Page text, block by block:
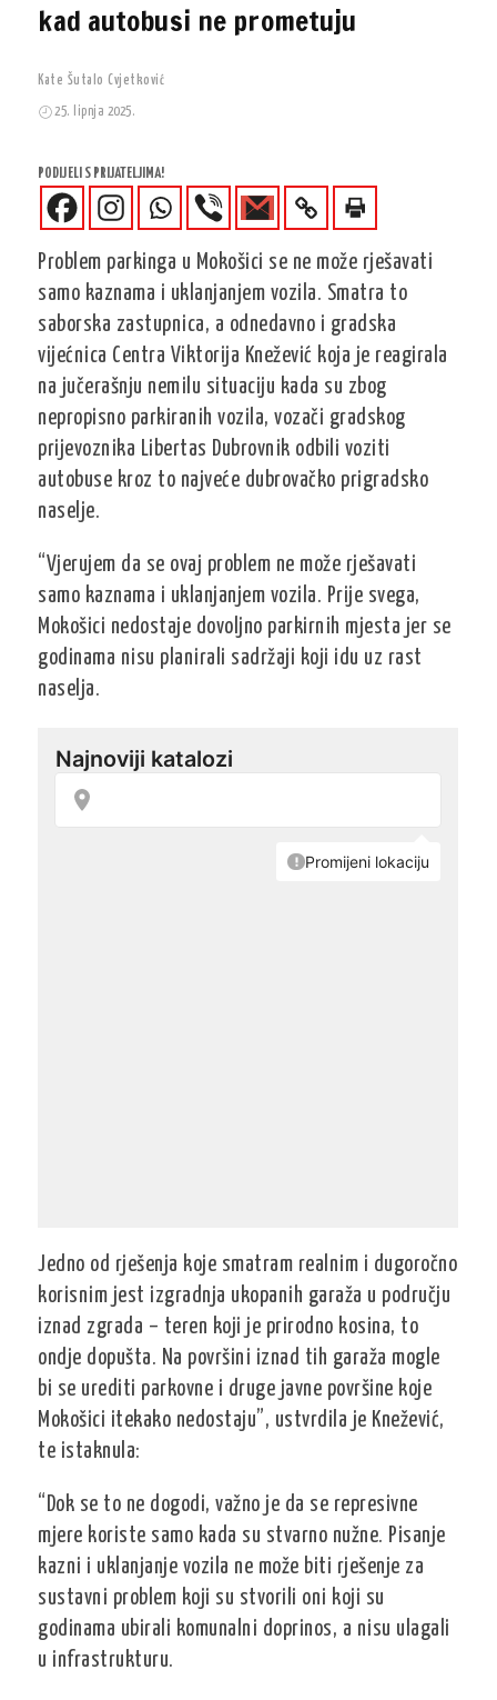
kad autobusi ne prometuju
Kate Šutalo Cvjetković
25. lipnja 2025.
PODIJELI S PRIJATELJIMA!
Problem parkinga u Mokošici se ne može rješavati
samo kaznama i uklanjanjem vozila. Smatra to
saborska zastupnica, a odnedavno i gradska
vijećnica Centra Viktorija Knežević koja je reagirala
na jučerašnju nemilu situaciju kada su zbog
nepropisno parkiranih vozila, vozači gradskog
prijevoznika Libertas Dubrovnik odbili voziti
autobuse kroz to najveće dubrovačko prigradsko
naselje.
“Vjerujem da se ovaj problem ne može rješavati
samo kaznama i uklanjanjem vozila. Prije svega,
Mokošici nedostaje dovoljno parkirnih mjesta jer se
godinama nisu planirali sadržaji koji idu uz rast
naselja.
Jedno od rješenja koje smatram realnim i dugoročno
korisnim jest izgradnja ukopanih garaža u području
iznad zgrada – teren koji je prirodno kosina, to
ondje dopušta. Na površini iznad tih garaža mogle
bi se urediti parkovne i druge javne površine koje
Mokošici itekako nedostaju”, ustvrdila je Knežević,
te istaknula:
“Dok se to ne dogodi, važno je da se represivne
mjere koriste samo kada su stvarno nužne. Pisanje
kazni i uklanjanje vozila ne može biti rješenje za
sustavni problem koji su stvorili oni koji su
godinama ubirali komunalni doprinos, a nisu ulagali
u infrastrukturu.